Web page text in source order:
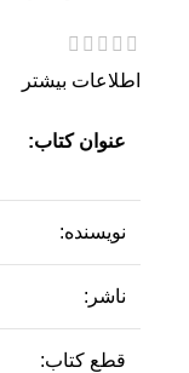
اطلاعات بیشتر
عنوان کتاب:
نویسنده:
ناشر:
قطع کتاب: